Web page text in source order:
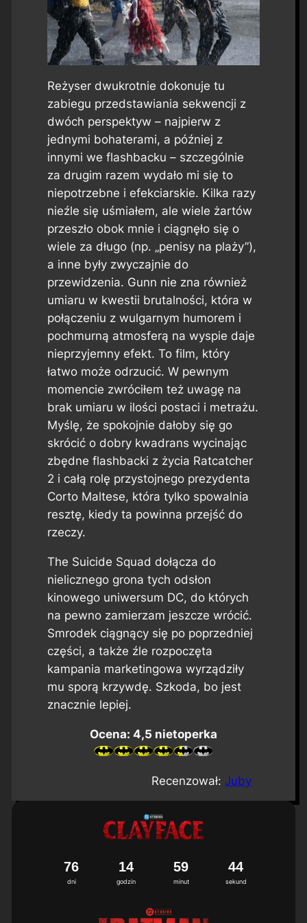
Reżyser dwukrotnie dokonuje tu
zabiegu przedstawiania sekwencji z
dwóch perspektyw – najpierw z
jednymi bohaterami, a później z
innymi we flashbacku – szczególnie
za drugim razem wydało mi się to
niepotrzebne i efekciarskie. Kilka razy
nieźle się uśmiałem, ale wiele żartów
przeszło obok mnie i ciągnęło się o
wiele za długo (np. „penisy na plaży”),
a inne były zwyczajnie do
przewidzenia. Gunn nie zna również
umiaru w kwestii brutalności, która w
połączeniu z wulgarnym humorem i
pochmurną atmosferą na wyspie daje
nieprzyjemny efekt. To film, który
łatwo może odrzucić. W pewnym
momencie zwróciłem też uwagę na
brak umiaru w ilości postaci i metrażu.
Myślę, że spokojnie dałoby się go
skrócić o dobry kwadrans wycinając
zbędne flashbacki z życia Ratcatcher
2 i całą rolę przystojnego prezydenta
Corto Maltese, która tylko spowalnia
resztę, kiedy ta powinna przejść do
rzeczy.
The Suicide Squad dołącza do
nielicznego grona tych odsłon
kinowego uniwersum DC, do których
na pewno zamierzam jeszcze wrócić.
Smrodek ciągnący się po poprzedniej
części, a także źle rozpoczęta
kampania marketingowa wyrządziły
mu sporą krzywdę. Szkoda, bo jest
znacznie lepiej.
Ocena: 4,5 nietoperka
Recenzował:Juby
dni
76
godzin
14
minut
59
sekund
43
4